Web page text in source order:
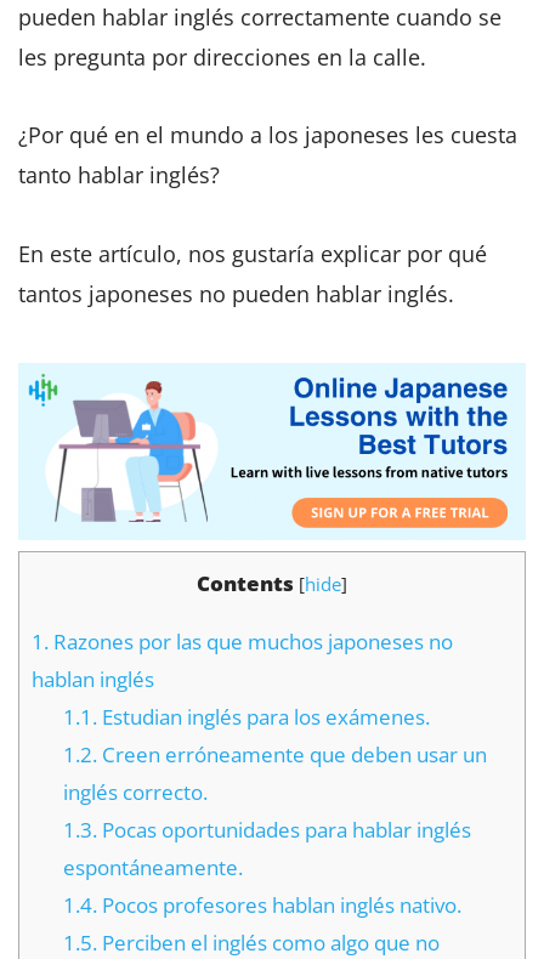
pueden hablar inglés correctamente cuando se
les pregunta por direcciones en la calle.
¿Por qué en el mundo a los japoneses les cuesta
tanto hablar inglés?
En este artículo, nos gustaría explicar por qué
tantos japoneses no pueden hablar inglés.
Contents [hide]
1. Razones por las que muchos japoneses no
hablan inglés
1.1.Estudian inglés para los exámenes.
1.2.Creen erróneamente que deben usar un
inglés correcto.
1.3.Pocas oportunidades para hablar inglés
espontáneamente.
1.4.Pocos profesores hablan inglés nativo.
1.5.Perciben el inglés como algo que no